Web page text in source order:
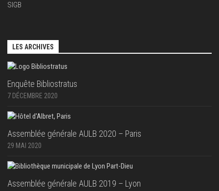
SIGB
LES ARCHIVES
Enquête Bibliostratus
7 DÉCEMBRE 2020
Assemblée générale AULB 2020 – Paris
29 MAI 2020
Assemblée générale AULB 2019 – Lyon